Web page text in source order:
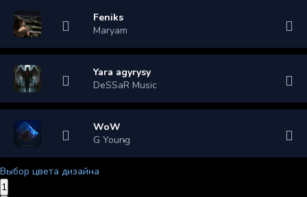
Feniks
Maryam
Yara agyrysy
DeSSaR Music
WoW
G Young
Выбор цвета дизайна
1